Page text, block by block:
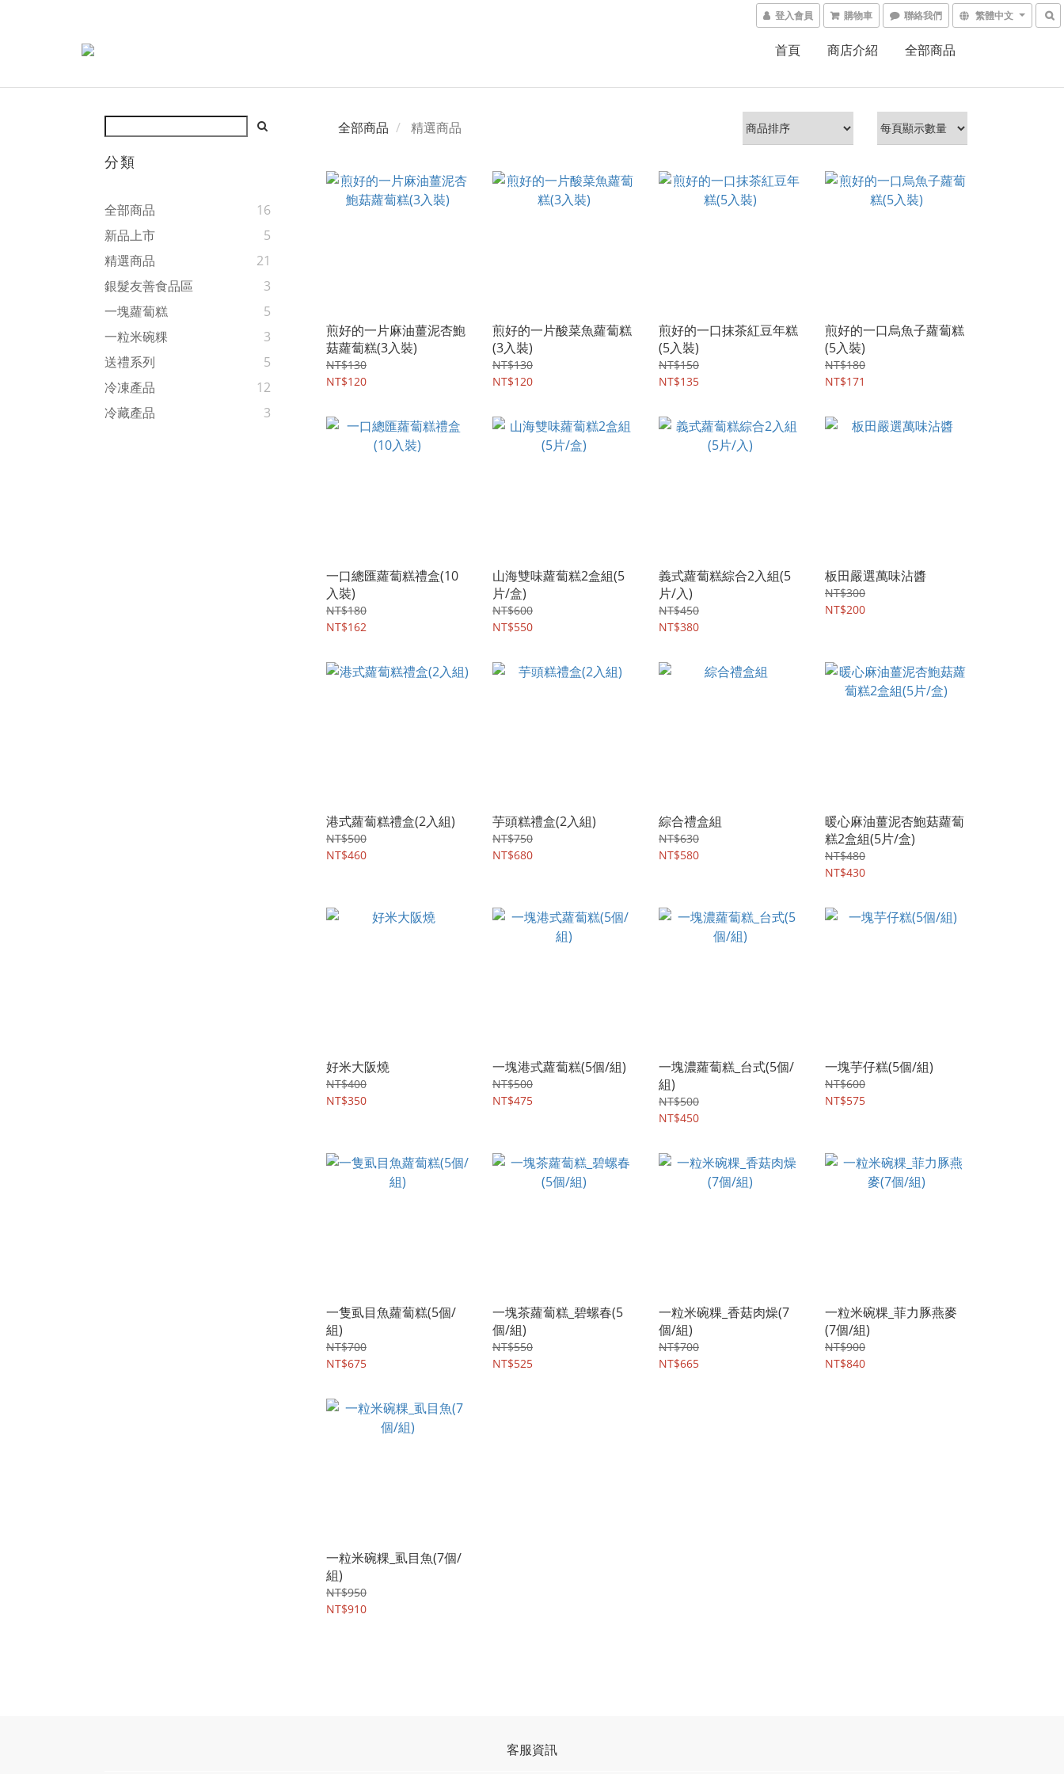
登入會員 購物車 聯絡我們 繁體中文
首頁 商店介紹 全部商品
分類
全部商品
16
新品上市
5
精選商品
21
銀髮友善食品區
3
一塊蘿蔔糕
5
一粒米碗粿
3
送禮系列
5
冷凍產品
12
冷藏產品
3
全部商品 精選商品
煎好的一片麻油薑泥杏鮑
菇蘿蔔糕(3入裝)
NT$130
NT$120
煎好的一片酸菜魚蘿蔔糕
(3入裝)
NT$130
NT$120
煎好的一口抹茶紅豆年糕
(5入裝)
NT$150
NT$135
煎好的一口烏魚子蘿蔔糕
(5入裝)
NT$180
NT$171
一口總匯蘿蔔糕禮盒(10
入裝)
NT$180
NT$162
山海雙味蘿蔔糕2盒組(5
片/盒)
NT$600
NT$550
義式蘿蔔糕綜合2入組(5
片/入)
NT$450
NT$380
板田嚴選萬味沾醬
NT$300
NT$200
港式蘿蔔糕禮盒(2入組)
NT$500
NT$460
芋頭糕禮盒(2入組)
NT$750
NT$680
綜合禮盒組
NT$630
NT$580
暖心麻油薑泥杏鮑菇蘿蔔
糕2盒組(5片/盒)
NT$480
NT$430
好米大阪燒
NT$400
NT$350
一塊港式蘿蔔糕(5個/組)
NT$500
NT$475
一塊濃蘿蔔糕_台式(5個/
組)
NT$500
NT$450
一塊芋仔糕(5個/組)
NT$600
NT$575
一隻虱目魚蘿蔔糕(5個/
組)
NT$700
NT$675
一塊茶蘿蔔糕_碧螺春(5
個/組)
NT$550
NT$525
一粒米碗粿_香菇肉燥(7
個/組)
NT$700
NT$665
一粒米碗粿_菲力豚燕麥
(7個/組)
NT$900
NT$840
一粒米碗粿_虱目魚(7個/
組)
NT$950
NT$910
客服資訊